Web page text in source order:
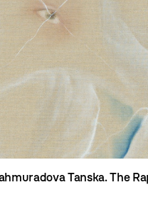
Tanska. The